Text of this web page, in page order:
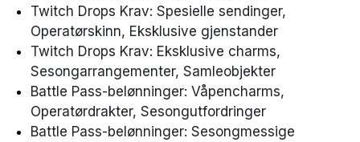
Twitch Drops Krav: Spesielle sendinger,
Operatørskinn, Eksklusive gjenstander
Twitch Drops Krav: Eksklusive charms,
Sesongarrangementer, Samleobjekter
Battle Pass-belønninger: Våpencharms,
Operatørdrakter, Sesongutfordringer
Battle Pass-belønninger: Sesongmessige